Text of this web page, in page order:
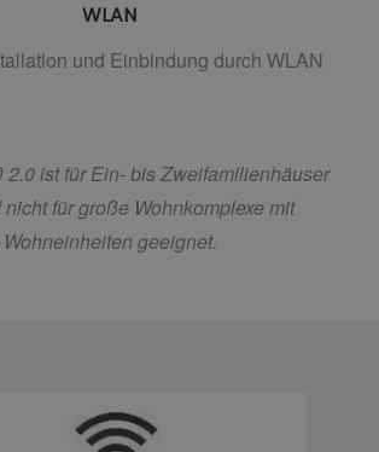
WLAN
und Einbindung durch WLAN
2.0 ist für Ein- bis Zweifamilienhäuser
für große Wohnkomplexe mit
geeignet.